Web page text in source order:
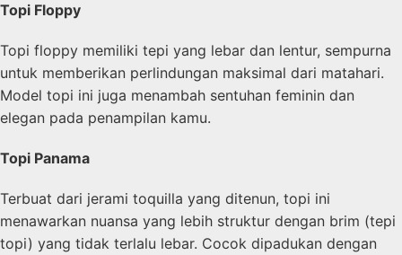
Topi Floppy
Topi floppy memiliki tepi yang lebar dan lentur, sempurna
untuk memberikan perlindungan maksimal dari matahari.
Model topi ini juga menambah sentuhan feminin dan
elegan pada penampilan kamu.
Topi Panama
Terbuat dari jerami toquilla yang ditenun, topi ini
menawarkan nuansa yang lebih struktur dengan brim (tepi
topi) yang tidak terlalu lebar. Cocok dipadukan dengan